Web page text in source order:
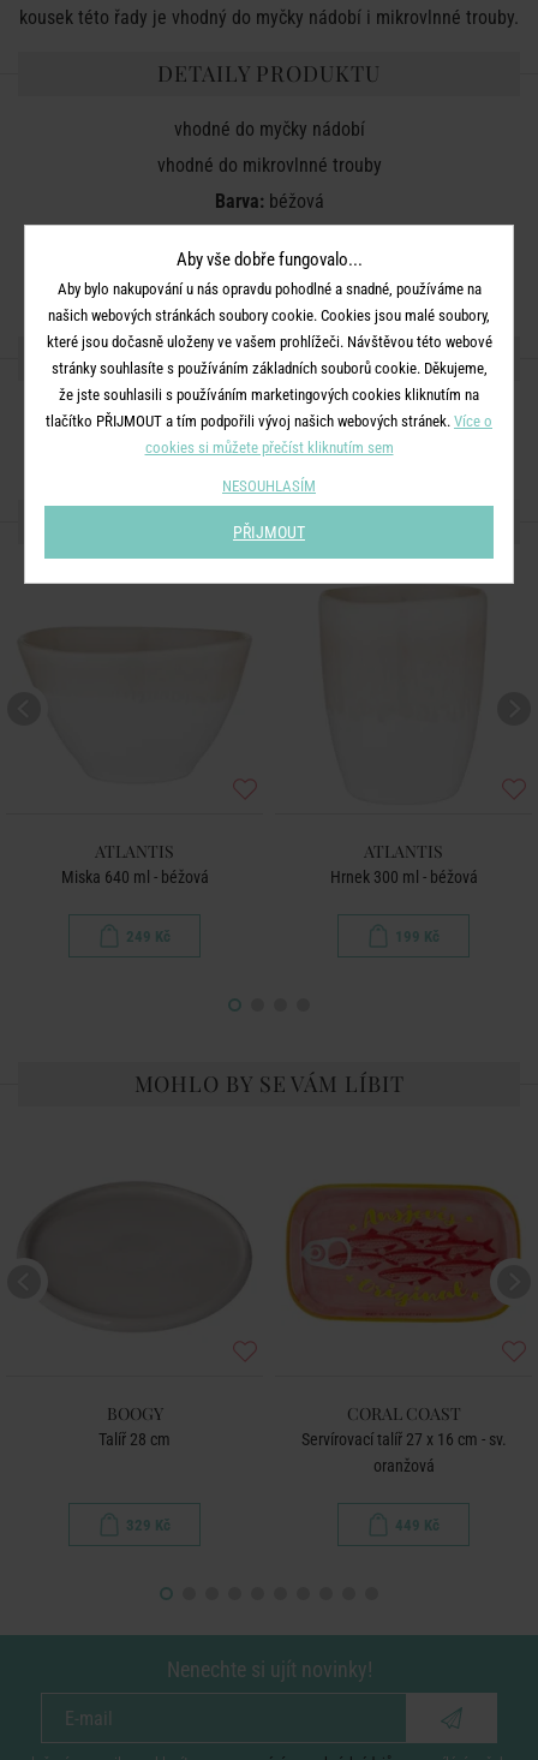
kousek této řady je vhodný do myčky nádobí i mikrovlnné trouby.
DETAILY PRODUKTU
vhodné do myčky nádobí
vhodné do mikrovlnné trouby
Barva:béžová
Materiál:kamenina
SDÍLEJTE S PŘÁTELI
DALŠÍ PRODUKTY ZE SÉRIE
ATLANTIS
Miska 640 ml - béžová
249 Kč
ATLANTIS
Hrnek 300 ml - béžová
199 Kč
MOHLO BY SE VÁM LÍBIT
BOOGY
Talíř 28 cm
329 Kč
CORAL COAST
Servírovací talíř 27 x 16 cm - sv.
oranžová
449 Kč
Nenechte si ujít novinky!
Aby vše dobře fungovalo...
Aby bylo nakupování u nás opravdu pohodlné a snadné, používáme na
našich webových stránkách soubory cookie. Cookies jsou malé soubory,
které jsou dočasně uloženy ve vašem prohlížeči. Návštěvou této webové
stránky souhlasíte s používáním základních souborů cookie. Děkujeme,
že jste souhlasili s používáním marketingových cookies kliknutím na
tlačítko PŘIJMOUT a tím podpořili vývoj našich webových stránek. Více o
cookies si můžete přečíst kliknutím sem
NESOUHLASÍM
PŘIJMOUT